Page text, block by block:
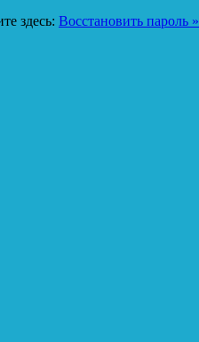
здесь: Восстановить пароль »